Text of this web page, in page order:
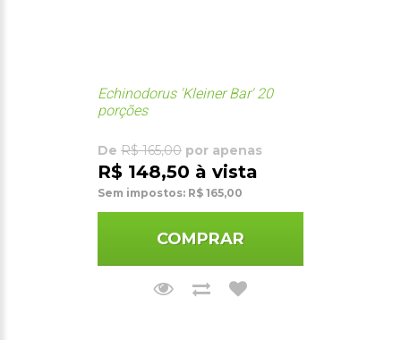
Echinodorus 'Kleiner Bar' 20
porções
De R$ 165,00 por apenas
R$ 148,50 à vista
Sem impostos: R$ 165,00
COMPRAR